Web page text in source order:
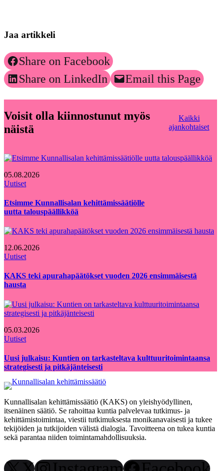
Jaa artikkeli
Share on Facebook
Share on LinkedIn
Email this Page
Voisit olla kiinnostunut myös
näistä
Kaikki
ajankohtaiset
05.08.2026
Uutiset
Etsimme Kunnallisalan kehittämissäätiölle
uutta talouspäällikköä
12.06.2026
Uutiset
KAKS teki apurahapäätökset vuoden 2026 ensimmäisestä
hausta
05.03.2026
Uutiset
Uusi julkaisu: Kuntien on tarkasteltava kulttuuritoimintaansa
strategisesti ja pitkäjänteisesti
Kunnallisalan kehittämissäätiö (KAKS) on yleishyödyllinen,
itsenäinen säätiö. Se rahoittaa kuntia palvelevaa tutkimus- ja
kehittämistoimintaa, viestii tutkimuksesta monikanavaisesti ja tukee
tekijöiden ja tutkijoiden välistä dialogia. Tavoitteena on tukea kuntia
sekä parantaa niiden toimintamahdollisuuksia.